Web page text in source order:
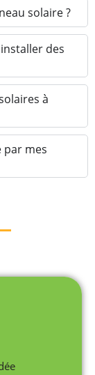
solaire ?
des
à
par mes